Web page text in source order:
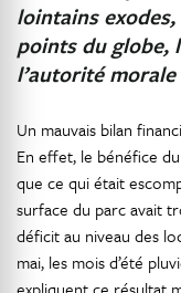
lointains
points du globe,
l’autorité
Un mauvais bilan
En effet, le bénéfice du
que ce qui était
surface du parc avait
déficit au niveau des
mai, les mois d’été